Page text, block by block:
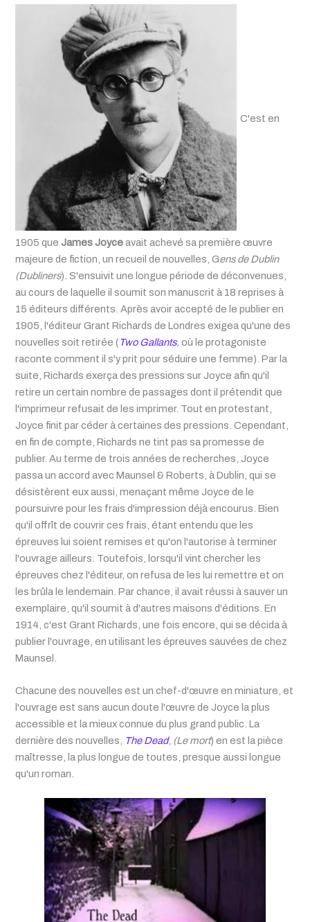
C'est en
1905 queJames Joyceavait achevé sa première œuvre
majeure de fiction, un recueil de nouvelles, Gens de Dublin
(Dubliners). S'ensuivit une longue période de déconvenues,
au cours de laquelle il soumit son manuscrit à 18 reprises à
15 éditeurs différents. Après avoir accepté de le publier en
1905 , l'éditeur Grant Richards de Londres exigea qu'une des
nouvelles soit retirée(Two Gallants, où le protagoniste
raconte comment il s'y prit pour séduire une femme). Par la
suite, Richards exerça des pressions sur Joyce afin qu'il
retire un certain nombre de passages dont il prétendit que
l'imprimeur refusait de les imprimer. Tout en protestant,
Joyce finit par céder à certaines des pressions. Cependant,
en fin de compte, Richards ne tint pas sa promesse de
publier. Au terme de trois années de recherches, Joyce
passa un accord avec Maunsel & Roberts, à Dublin, qui se
désistèrent eux aussi, menaçant même Joyce de le
poursuivre pour les frais d'impression déjà encourus. Bien
qu'il offrît de couvrir ces frais, étant entendu que les
épreuves lui soient remises et qu'on l'autorise à terminer
l'ouvrage ailleurs. Toutefois, lorsqu'il vint chercher les
épreuves chez l'éditeur, on refusa de les lui remettre et on
les brûla le lendemain. Par chance, il avait réussi à sauver un
exemplaire, qu'il soumit à d'autres maisons d'éditions. En
1914, c'est Grant Richards, une fois encore, qui se décida à
publier l'ouvrage, en utilisant les épreuves sauvées de chez
Maunsel.
Chacune des nouvelles est un chef-d'œuvre en miniature, et
l'ouvrage est sans aucun doute l'œuvre de Joyce la plus
accessible et la mieux connue du plus grand public. La
dernière des nouvelles, The Dead, (Le mort) en est la pièce
maîtresse, la plus longue de toutes, presque aussi longue
qu'un roman.